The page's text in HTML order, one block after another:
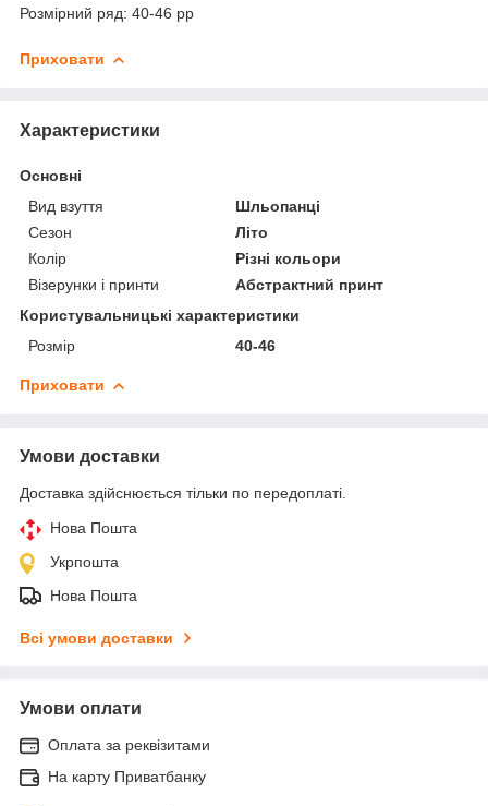
Розмірний ряд: 40-46 рр
Приховати
Характеристики
Основні
Вид взуття
Шльопанці
Сезон
Літо
Колір
Різні кольори
Візерунки і принти
Абстрактний принт
Користувальницькі характеристики
Розмір
40-46
Приховати
Умови доставки
Доставка здійснюється тільки по передоплаті.
Нова Пошта
Укрпошта
Нова Пошта
Всі умови доставки
Умови оплати
Оплата за реквізитами
На карту Приватбанку